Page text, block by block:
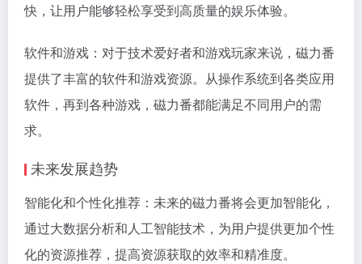
快，让用户能够轻松享受到高质量的娱乐体验。
软件和游戏：对于技术爱好者和游戏玩家来说，磁力番
提供了丰富的软件和游戏资源。从操作系统到各类应用
软件，再到各种游戏，磁力番都能满足不同用户的需
求。
未来发展趋势
智能化和个性化推荐：未来的磁力番将会更加智能化，
通过大数据分析和人工智能技术，为用户提供更加个性
化的资源推荐，提高资源获取的效率和精准度。